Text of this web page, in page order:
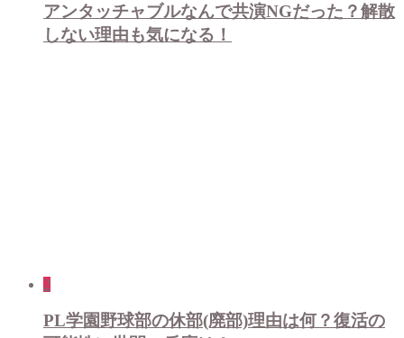
アンタッチャブルなんで共演NGだった？解散
しない理由も気になる！
2
PL学園野球部の休部(廃部)理由は何？復活の